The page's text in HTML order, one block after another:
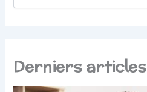
Derniers articles